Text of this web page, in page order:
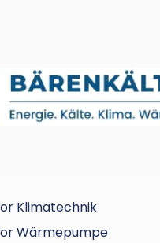
Termin sollte man sich
Die Art und Weise, wie das
wurde, war frustrierend,
Klimatechnik
Wärmepumpe